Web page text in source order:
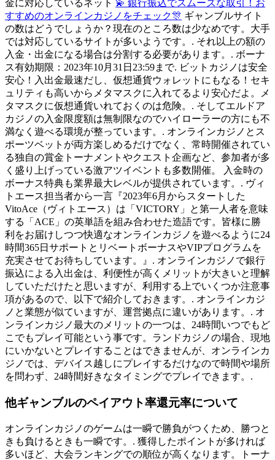
金に対応しているネット 💫 銀行振込でスムーズな取引！お
すすめのオンラインカジノをチェック🎊 ギャンブルサイト
の数はどうでしょうか？現在のところ数は少なめです。大手
では対応しているサイトが多いようです。. それ以上の額の
入金・出金になる場合は分割する必要があります。. ボーナ
ス有効期限：2023年10月31日23:59まで. ビットカジノは安全
安心！入出金最速だし、仮想通貨ウォレットにもなる！セキ
ュリティも高いからメタマスクに入れてるより安心だよ。メ
タマスクに仮想通貨いれておくのは危険。. そしてエルドア
カジノの入金限度額は無制限なのでハイローラーの方にも不
満なく遊べる環境が整っています。. オンラインカジノとス
ポーツベットが両方楽しめるだけでなく、常時開催されてい
る独自の賞金トーナメントやクエスト企画など、参加者が多
く盛り上げっている激アツイベントも多数開催。 入金時の
ボーナス特典も業界最大レベルが提供されています。. ヴィ
トエース担当者から一言『2023年6月からスタートした
VitoAce（ヴィトエース）は「VICTORY」と第一人者を意味
する「ACE」の英単語を組み合わせた造語です。皆様に勝
利をお届けしつつ快適なオンラインカジノを遊べるように24
時間365日サポートとリベートボーナスやVIPプログラムを
充実させてお待ちしています。』. オンラインカジノで銀行
振込による入出金は、利便性が高くメリットが大きいと理解
していただけたと思いますが、利用する上でいくつか注意事
項があるので、以下で紹介しておきます。. オンラインカジ
ノと業態が似ていますが、運営拠点に違いがあります。. オ
ンラインカジノ最大のメリットの一つは、24時間いつでもど
こでもプレイ可能という事です。ランドカジノの場合、現地
にいかないとプレイすることはできませんが、オンラインカ
ジノでは、デバイス越しにプレイするだけなので時間や場所
を問わず、24時間好きなタイミングでプレイできます。.
他ギャンブルのペイアウト率還元率について
オンラインカジノのゲームは一瞬で勝負がつくため、勝つと
きも負けるときも一瞬です。. 獲得したポイントが多ければ
多いほど、大会ランキングでの順位が高くなります。トーナ